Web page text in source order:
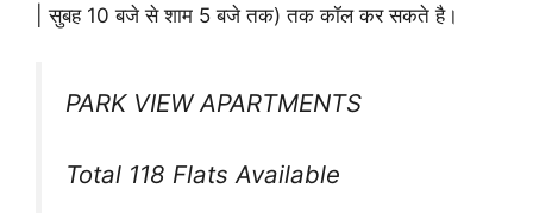
| सुबह 10 बजे से शाम 5 बजे तक) तक कॉल कर सकते है।
PARK VIEW APARTMENTS
Total 118 Flats Available